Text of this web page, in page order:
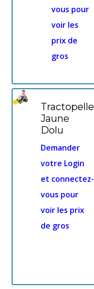
vous pour
voir les
prix de
gros
Tractopelle
Jaune
Dolu
Demander
votre Login
et connectez-
vous pour
voir les prix
de gros